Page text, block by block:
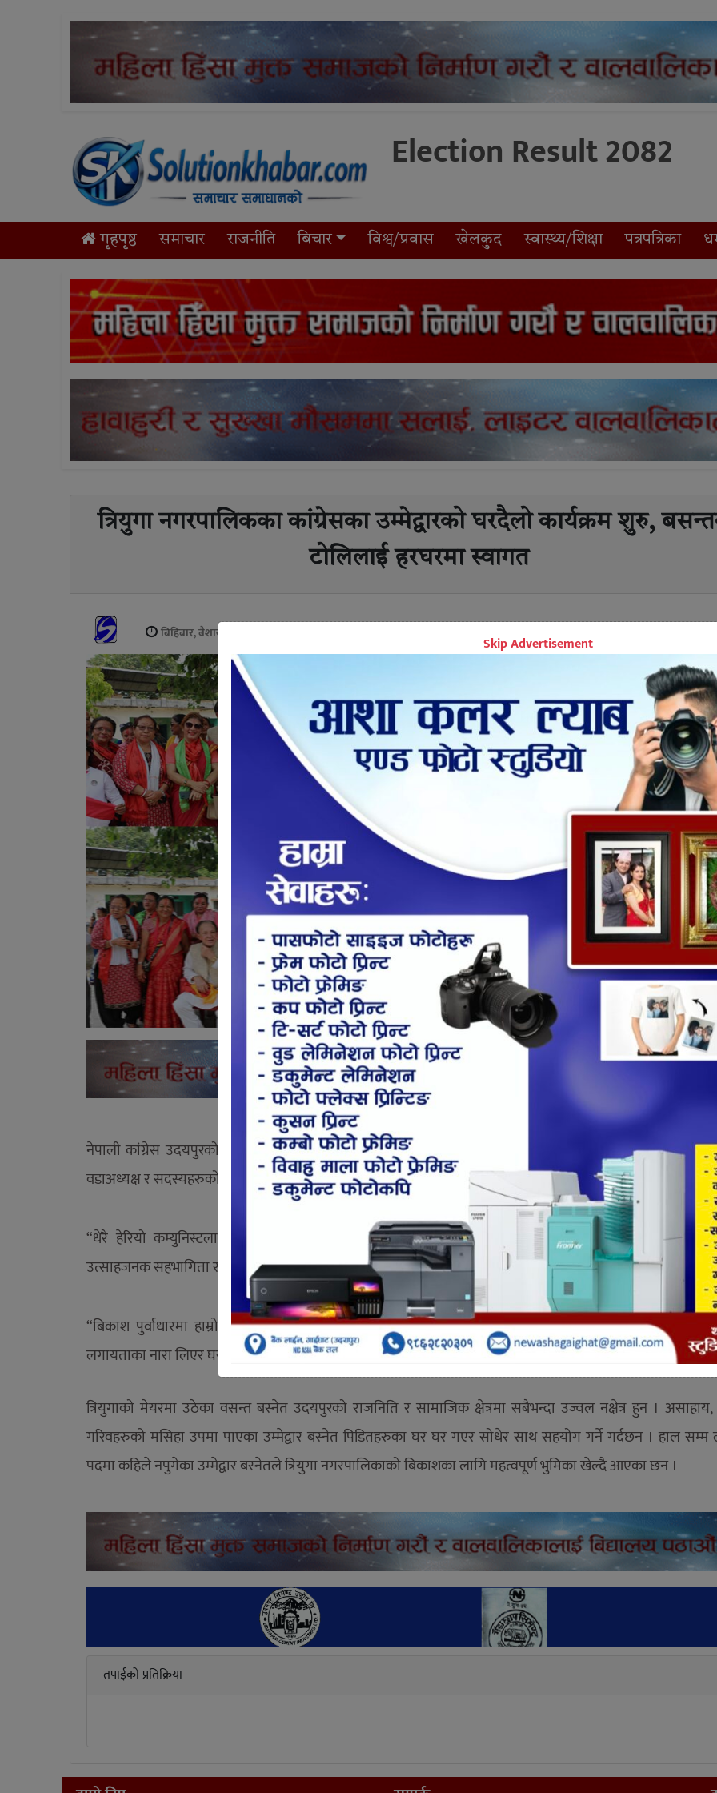
Election Result 2082
गृहपृष्ठ समाचार राजनीति बिचार विश्व/प्रवास खेलकुद स्वास्थ्य/शिक्षा पत्रपत्रिका
त्रियुगा नगरपालिकका कांग्रेसका उम्मेद्वारको घरदैलो कार्यक्रम शुरु,
टोलिलाई हरघरमा स्वागत
बिहिबार, बैशाख १५, २०७९
नेपाली कांग्रेस उदयपुरको त्रियुगा नगरपालिकाका उम्मेद्वारहरु घरदैलो कार्यक्रममा लागेका छन । कांग्रेसका मेयर
वडाअध्यक्ष र सदस्यहरुको टिम एक साथ घरदैलो अभियानमा जुटेका हुन ।
“धेरै हेरियो कम्युनिस्टलाई एक पटक हेरौ कांग्रेसलाई” नारा सहित मेयरका उम्मेद्वार वसन्त बस्नेतको टोलि
उत्साहजनक सहभागिता रहेको छ ।
“बिकाश पुर्वाधारमा हाम्रो नजर, भ्रष्टाचार रहित हाम्रो नगर” “स्वास्थ्य र शिक्षा निशुल्क सुबिधा, रुख छाप रोजौ नपरि
लगायताका नारा लिएर घरघर पुगेका मेयर वसन्त बस्नेतको टोलीलाई मतदाताहरुले घर-घरमा स्वागत गरेका छन ।
त्रियुगाको मेयरमा उठेका वसन्त बस्नेत उदयपुरको राजनिति र सामाजिक क्षेत्रमा सबैभन्दा उज्वल नक्षेत्र हुन । असाहाय,
गरिवहरुको मसिहा उपमा पाएका उम्मेद्वार बस्नेत पिडितहरुका घर घर गएर सोधेर साथ सहयोग गर्ने गर्दछन । हाल सम्म
पदमा कहिले नपुगेका उम्मेद्वार बस्नेतले त्रियुगा नगरपालिकाको बिकाशका लागि महत्वपूर्ण भुमिका खेल्दै आएका छन ।
तपाईको प्रतिक्रिया
Skip Advertisement